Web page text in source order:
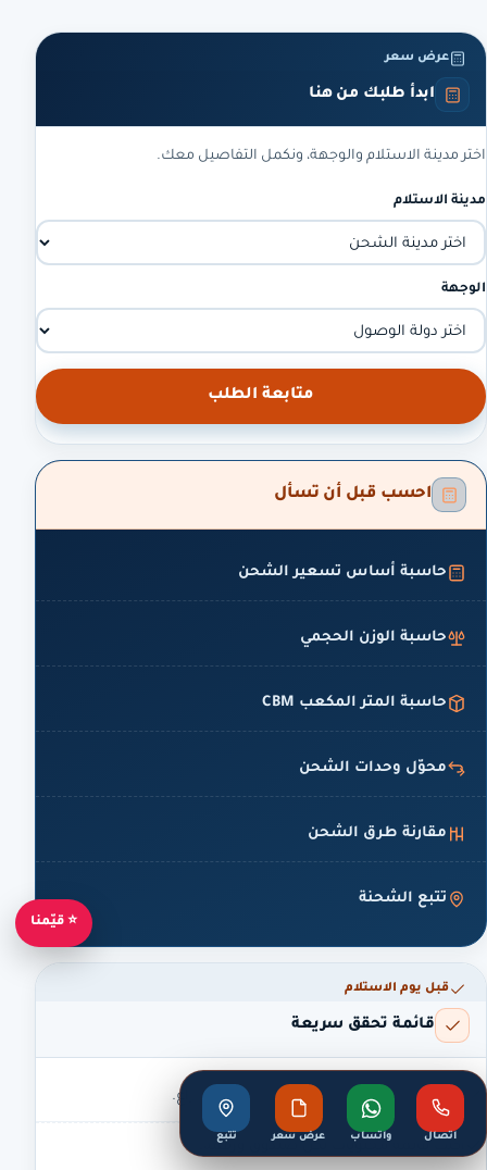
عرض سعر
ابدأ طلبك من هنا
اختر مدينة الاستلام والوجهة، ونكمل التفاصيل معك.
مدينة الاستلام
الوجهة
متابعة الطلب
احسب قبل أن تسأل
حاسبة أساس تسعير الشحن
حاسبة الوزن الحجمي
حاسبة المتر المكعب CBM
محوّل وحدات الشحن
مقارنة طرق الشحن
تتبع الشحنة
قبل يوم الاستلام
قائمة تحقق سريعة
صوّر الأثاث قبل التغليف — دليلك عند أي نزاع.
اكتب قائمة محتويات لكل صندوق ورقّمه.
اتصال واتساب عرض سعر تتبع
⭐ قيّمنا